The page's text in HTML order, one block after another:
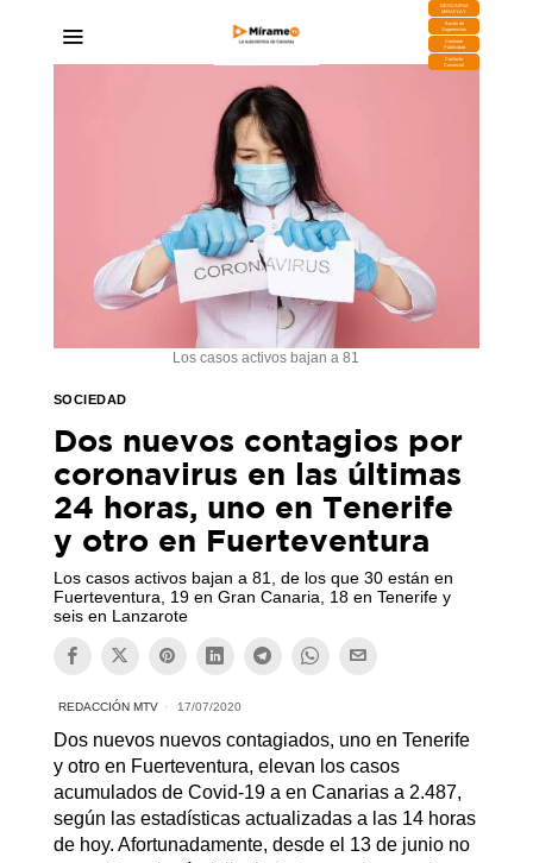
DESCARGA
MIRAPLAY
Buzón de
Sugerencias
Contratar
Publicidad
Contacto
Comercial
Los casos activos bajan a 81
SOCIEDAD
Dos nuevos contagios por
coronavirus en las últimas
24 horas, uno en Tenerife
y otro en Fuerteventura
Los casos activos bajan a 81, de los que 30 están en
Fuerteventura, 19 en Gran Canaria, 18 en Tenerife y
seis en Lanzarote
REDACCIÓN MTV 17/07/2020
Dos nuevos nuevos contagiados, uno en Tenerife
y otro en Fuerteventura, elevan los casos
acumulados de Covid-19 a en Canarias a 2.487,
según las estadísticas actualizadas a las 14 horas
de hoy. Afortunadamente, desde el 13 de junio no